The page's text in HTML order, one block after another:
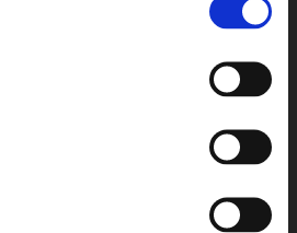
Beck-online
pravidelný měsíční souhrn